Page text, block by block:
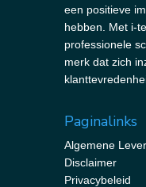
een positieve
hebben. Met i-
professionele
merk dat zich
Paginalinks
Algemene
Disclaimer
Privacybeleid